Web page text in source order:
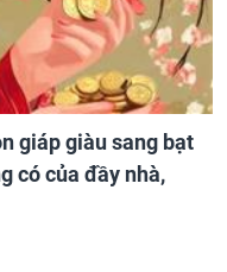
giáp giàu sang bạt
có của đầy nhà,